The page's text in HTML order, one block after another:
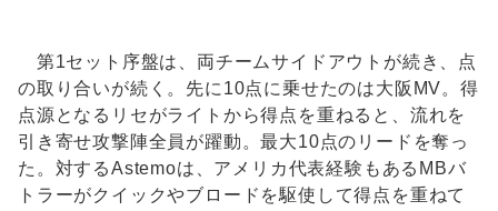
第1セット序盤は、両チームサイドアウトが続き、点
の取り合いが続く。先に10点に乗せたのは大阪MV。得
点源となるリセがライトから得点を重ねると、流れを
引き寄せ攻撃陣全員が躍動。最大10点のリードを奪っ
た。対するAstemoは、アメリカ代表経験もあるMBバ
トラーがクイックやブロードを駆使して得点を重ねて